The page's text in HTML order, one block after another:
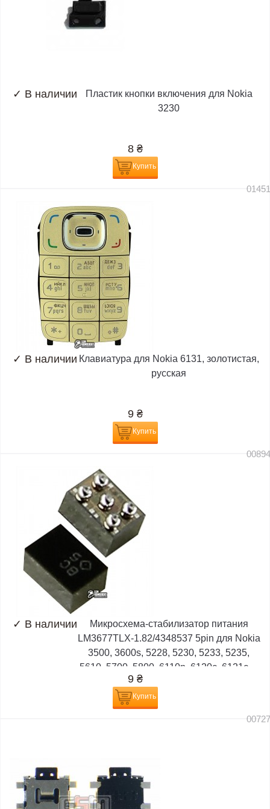
✓ В наличии
Пластик кнопки включения для Nokia
3230
8 ₴
Купить
✓ В наличии Клавиатура для Nokia 6131, золотистая,
русская
9 ₴
Купить
✓ В наличии
Микросхема-стабилизатор питания
LM3677TLX-1.82/4348537 5pin для Nokia
3500, 3600s, 5228, 5230, 5233, 5235,
5610, 5700, 5800, 6110n, 6120c, 6121c,...
9 ₴
Купить